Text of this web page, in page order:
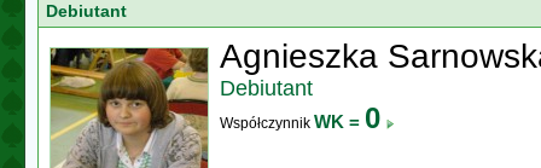
Debiutant
Agnieszka
Debiutant
Współczynnik WK = 0